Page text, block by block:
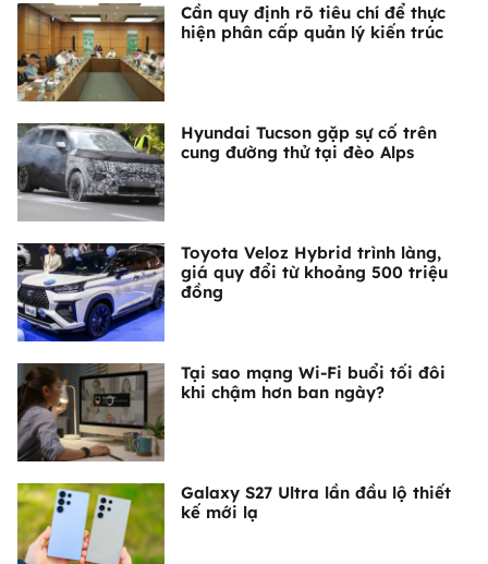
Cần quy định rõ tiêu chí để thực
hiện phân cấp quản lý kiến trúc
Hyundai Tucson gặp sự cố trên
cung đường thử tại đèo Alps
Toyota Veloz Hybrid trình làng,
giá quy đổi từ khoảng 500 triệu
đồng
Tại sao mạng Wi-Fi buổi tối đôi
khi chậm hơn ban ngày?
Galaxy S27 Ultra lần đầu lộ thiết
kế mới lạ